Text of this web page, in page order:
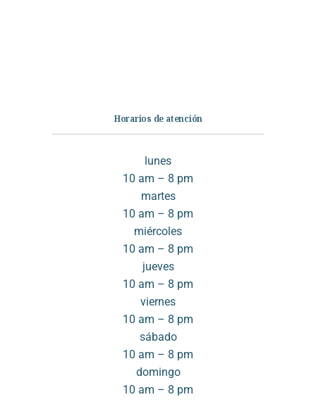
Horarios de atención
lunes
10 am – 8 pm
martes
10 am – 8 pm
miércoles
10 am – 8 pm
jueves
10 am – 8 pm
viernes
10 am – 8 pm
sábado
10 am – 8 pm
domingo
10 am – 8 pm